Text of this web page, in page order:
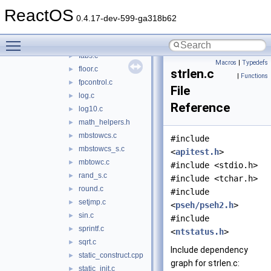
ReactOS 0.4.17-dev-599-ga318b62
► dll_startup.cpp
► fabs.c
► floor.c
► fpcontrol.c
► log.c
► log10.c
► math_helpers.h
► mbstowcs.c
► mbstowcs_s.c
► mbtowc.c
► rand_s.c
► round.c
► setjmp.c
► sin.c
► sprintf.c
► sqrt.c
► static_construct.cpp
► static_init.c
Macros | Typedefs
| Functions
strlen.c
File
Reference
#include
<apitest.h>
#include <stdio.h>
#include <tchar.h>
#include
<pseh/pseh2.h>
#include
<ntstatus.h>
Include dependency
graph for strlen.c: